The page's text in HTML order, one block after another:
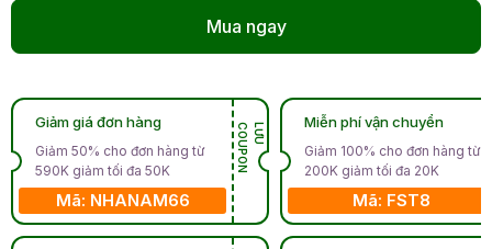
Mua ngay
Giảm giá đơn hàng
Giảm 50% cho đơn hàng từ
590K giảm tối đa 50K
Mã: NHANAM66
L
Ư
U
C
O
U
P
O
N
Miễn phí vận chuyển
Giảm 100% cho đơn hàng từ
200K giảm tối đa 20K
Mã: FST8